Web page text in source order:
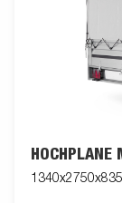
HOCHPLANE